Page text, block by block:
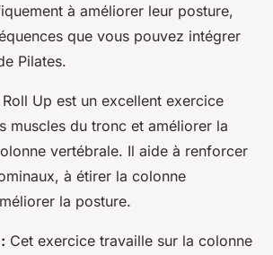
à améliorer leur posture,
que vous pouvez intégrer
Pilates.
Roll Up est un excellent exercice
muscles du tronc et améliorer la
vertébrale. Il aide à renforcer
à étirer la colonne
la posture.
Cet exercice travaille sur la colonne